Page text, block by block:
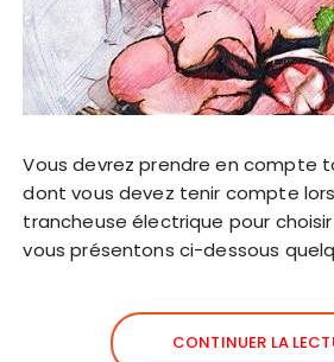
Vous devrez prendre en compte
dont vous devez tenir compte lors
trancheuse électrique pour choisir
vous présentons ci-dessous
CONTINUER LA